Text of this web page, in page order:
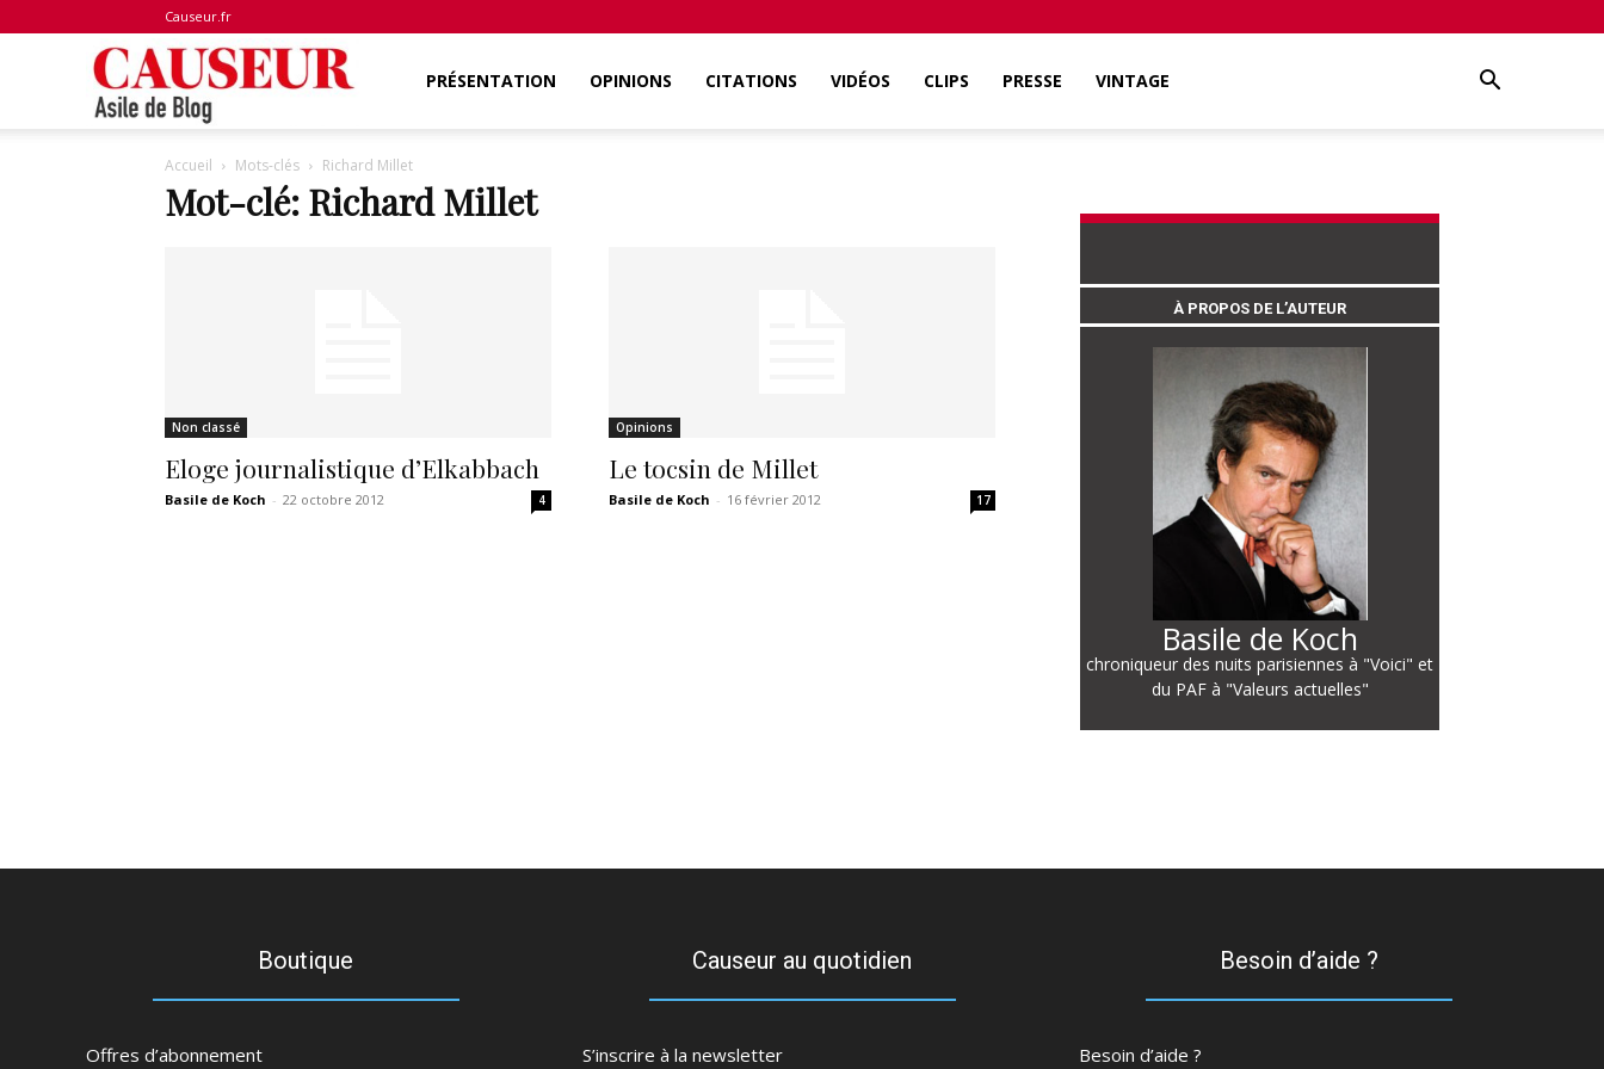
Causeur.fr
de
PRÉSENTATION OPINIONS CITATIONS VIDÉOS CLIPS PRESSE VINTAGE
Accueil Mots-clés Richard Millet
Mot-clé: Richard Millet
Non classé
Eloge journalistique d’Elkabbach
Basile de Koch - 22 octobre 2012 4
Opinions
Le tocsin de Millet
Basile de Koch - 16 février 2012 17
À PROPOS DE L’AUTEUR
Basile de Koch
chroniqueur des nuits parisiennes à "Voici" et
du PAF à "Valeurs actuelles"
Boutique
Offres d’abonnement
Causeur au quotidien
S’inscrire à la newsletter
Besoin d’aide ?
Besoin d’aide ?